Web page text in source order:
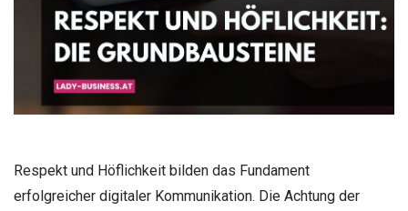
Respekt und Höflichkeit bilden das Fundament
erfolgreicher digitaler Kommunikation. Die Achtung der